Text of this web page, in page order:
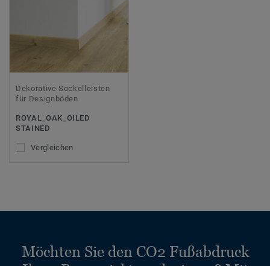
Dekorative Sockelleisten
für Designböden
ROYAL_OAK_OILED
STAINED
Vergleichen
Möchten Sie den CO2 Fußabdruck